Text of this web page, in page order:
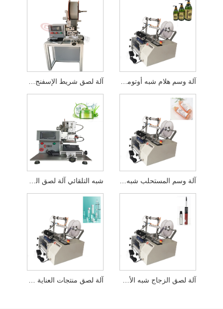
آلة لصق شريط الإسفنج شبه الأوتوماتيكية لقناع KN95 آلة وسم هلام شبه أوتوماتيكية
آلة لصق الزجاج شبه الأوتوماتيكية